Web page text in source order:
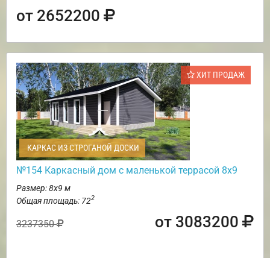
от 2652200
ХИТ ПРОДАЖ
КАРКАС ИЗ СТРОГАНОЙ ДОСКИ
№154 Каркасный дом с маленькой террасой 8х9
Размер: 8х9 м
Общая площадь: 722
3237350 от 3083200